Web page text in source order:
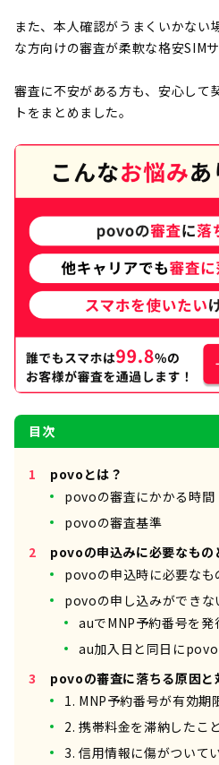
また、本人確認がうまくいかない
な方向けの審査が柔軟な格安SIM
審査に不安がある方も、安心して
トをまとめました。
目次
povoとは？
povoの審査にかかる時間
povoの審査基準
povoの申込みに必要なもの
povoの申込時に必要なも
povoの申し込みができな
auでMNP予約番号を発
au加入日と同日に
povoの審査に落ちる原因と
1. MNP予約番号が有効期
2. 携帯料金を滞納したこ
3. 信用情報に傷がついて